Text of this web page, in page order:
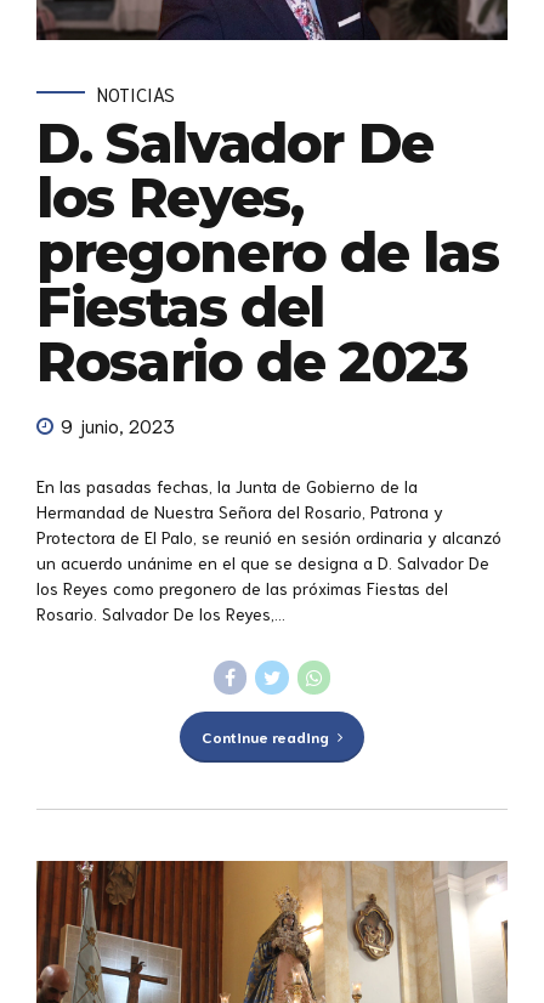
NOTICIAS
D. Salvador De
los Reyes,
pregonero de las
Fiestas del
Rosario de 2023
9 junio, 2023
En las pasadas fechas, la Junta de Gobierno de la
Hermandad de Nuestra Señora del Rosario, Patrona y
Protectora de El Palo, se reunió en sesión ordinaria y alcanzó
un acuerdo unánime en el que se designa a D. Salvador De
los Reyes como pregonero de las próximas Fiestas del
Rosario. Salvador De los Reyes,...
Continue reading